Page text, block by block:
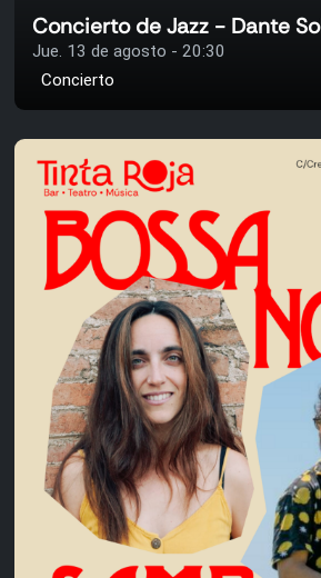
Jue. 13 de agosto - 20:30
Concierto